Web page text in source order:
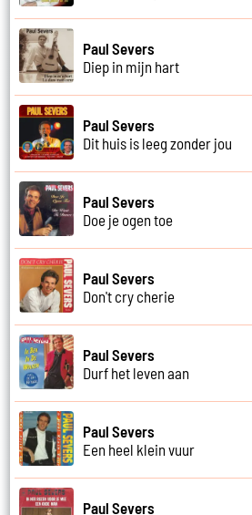
Paul Severs
Diep in mijn hart
Paul Severs
Dit huis is leeg zonder jou
Paul Severs
Doe je ogen toe
Paul Severs
Don't cry cherie
Paul Severs
Durf het leven aan
Paul Severs
Een heel klein vuur
Paul Severs